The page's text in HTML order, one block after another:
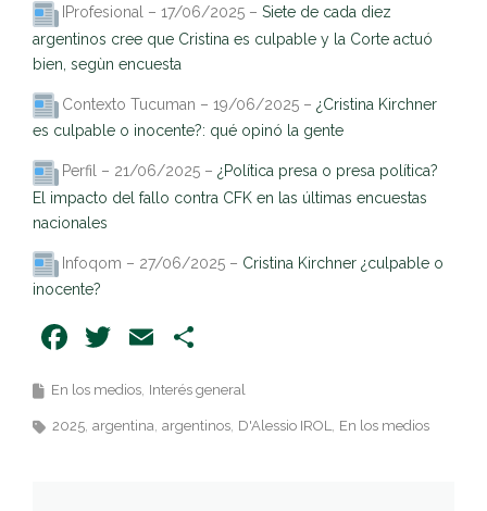
IProfesional – 17/06/2025 – Siete de cada diez
argentinos cree que Cristina es culpable y la Corte actuó
bien, segùn encuesta
Contexto Tucuman – 19/06/2025 – ¿Cristina Kirchner
es culpable o inocente?: qué opinó la gente
Perfil – 21/06/2025 – ¿Política presa o presa política?
El impacto del fallo contra CFK en las últimas encuestas
nacionales
Infoqom – 27/06/2025 – Cristina Kirchner ¿culpable o
inocente?
Facebook
Twitter
Email
En los medios Interés general
2025 argentina argentinos D'Alessio IROL En los medios